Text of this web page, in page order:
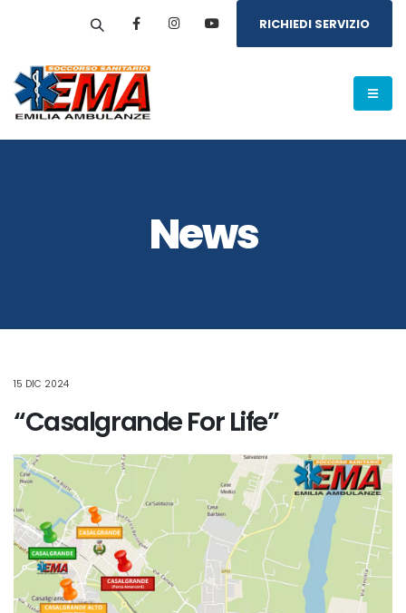
RICHIEDI SERVIZIO
News
15 DIC 2024
“Casalgrande For Life”